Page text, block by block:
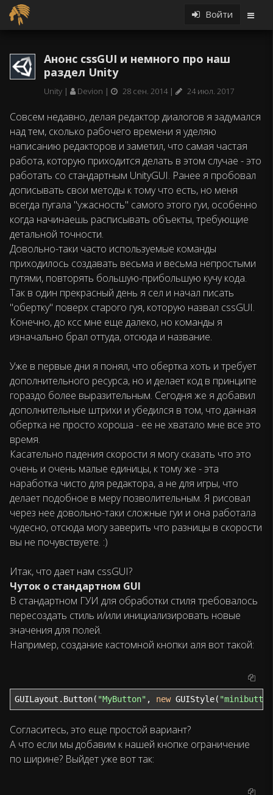
Войти
Анонс cssGUI и немного про наш
раздел Unity
Unity Devion 28 сен. 2014 24 июл. 2017
Совсем недавно, делая редактор диалогов я задумался
над тем, сколько рабочего времени я уделяю
написанию редакторов и заметил, что самая частая
работа, которую приходится делать в этом случае - это
работать со стандартным UnityGUI. Ранее я пробовал
дописывать свои методы к тому что есть, но меня
всегда пугала "ужасность" самого этого гуи, особенно
когда начинаешь расписывать объекты, требующие
детальной точности.
Довольно-таки часто используемые команды
приходилось создавать весьма и весьма непростыми
путями, повторять большую-прибольшую кучу кода.
Так в один прекрасный день я сел и начал писать
"обертку" поверх старого гуя, которую назвал cssGUI.
Конечно, до ксс мне еще далеко, но команды я
изначально брал оттуда, отсюда и название.
Уже в первые дни я понял, что обертка хоть и требует
дополнительного ресурса, но и делает код в принципе
гораздо более выразительным. Сегодня же я добавил
дополнительные штрихи и убедился в том, что данная
обертка не просто хороша - ее не хватало мне все это
время.
Касательно падения скорости я могу сказать что это
очень и очень малые единицы, к тому же - эта
наработка чисто для редактора, а не для игры, что
делает подобное в меру позволительным. Я рисовал
через нее довольно-таки сложные гуи и она работала
чудесно, отсюда могу заверить что разницы в скорости
вы не почувствуете. :)
Итак, что дает нам cssGUI?
Чуток о стандартном GUI
В стандартном ГУИ для обработки стиля требовалось
пересоздать стиль и/или инициализировать новые
значения для полей.
Например, создание кастомной кнопки аля вот такой:
GUILayout.Button( "MyButton" , new GUIStyle(
Согласитесь, это еще простой вариант?
А что если мы добавим к нашей кнопке ограничение
по ширине? Выйдет уже вот так: